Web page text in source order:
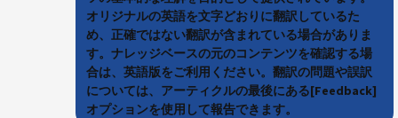
オリジナルの英語を文字どおりに翻訳しているた
め、正確ではない翻訳が含まれている場合がありま
す。ナレッジベースの元のコンテンツを確認する場
合は、英語版をご利用ください。翻訳の問題や誤訳
については、アーティクルの最後にある[Feedback]
オプションを使用して報告できます。